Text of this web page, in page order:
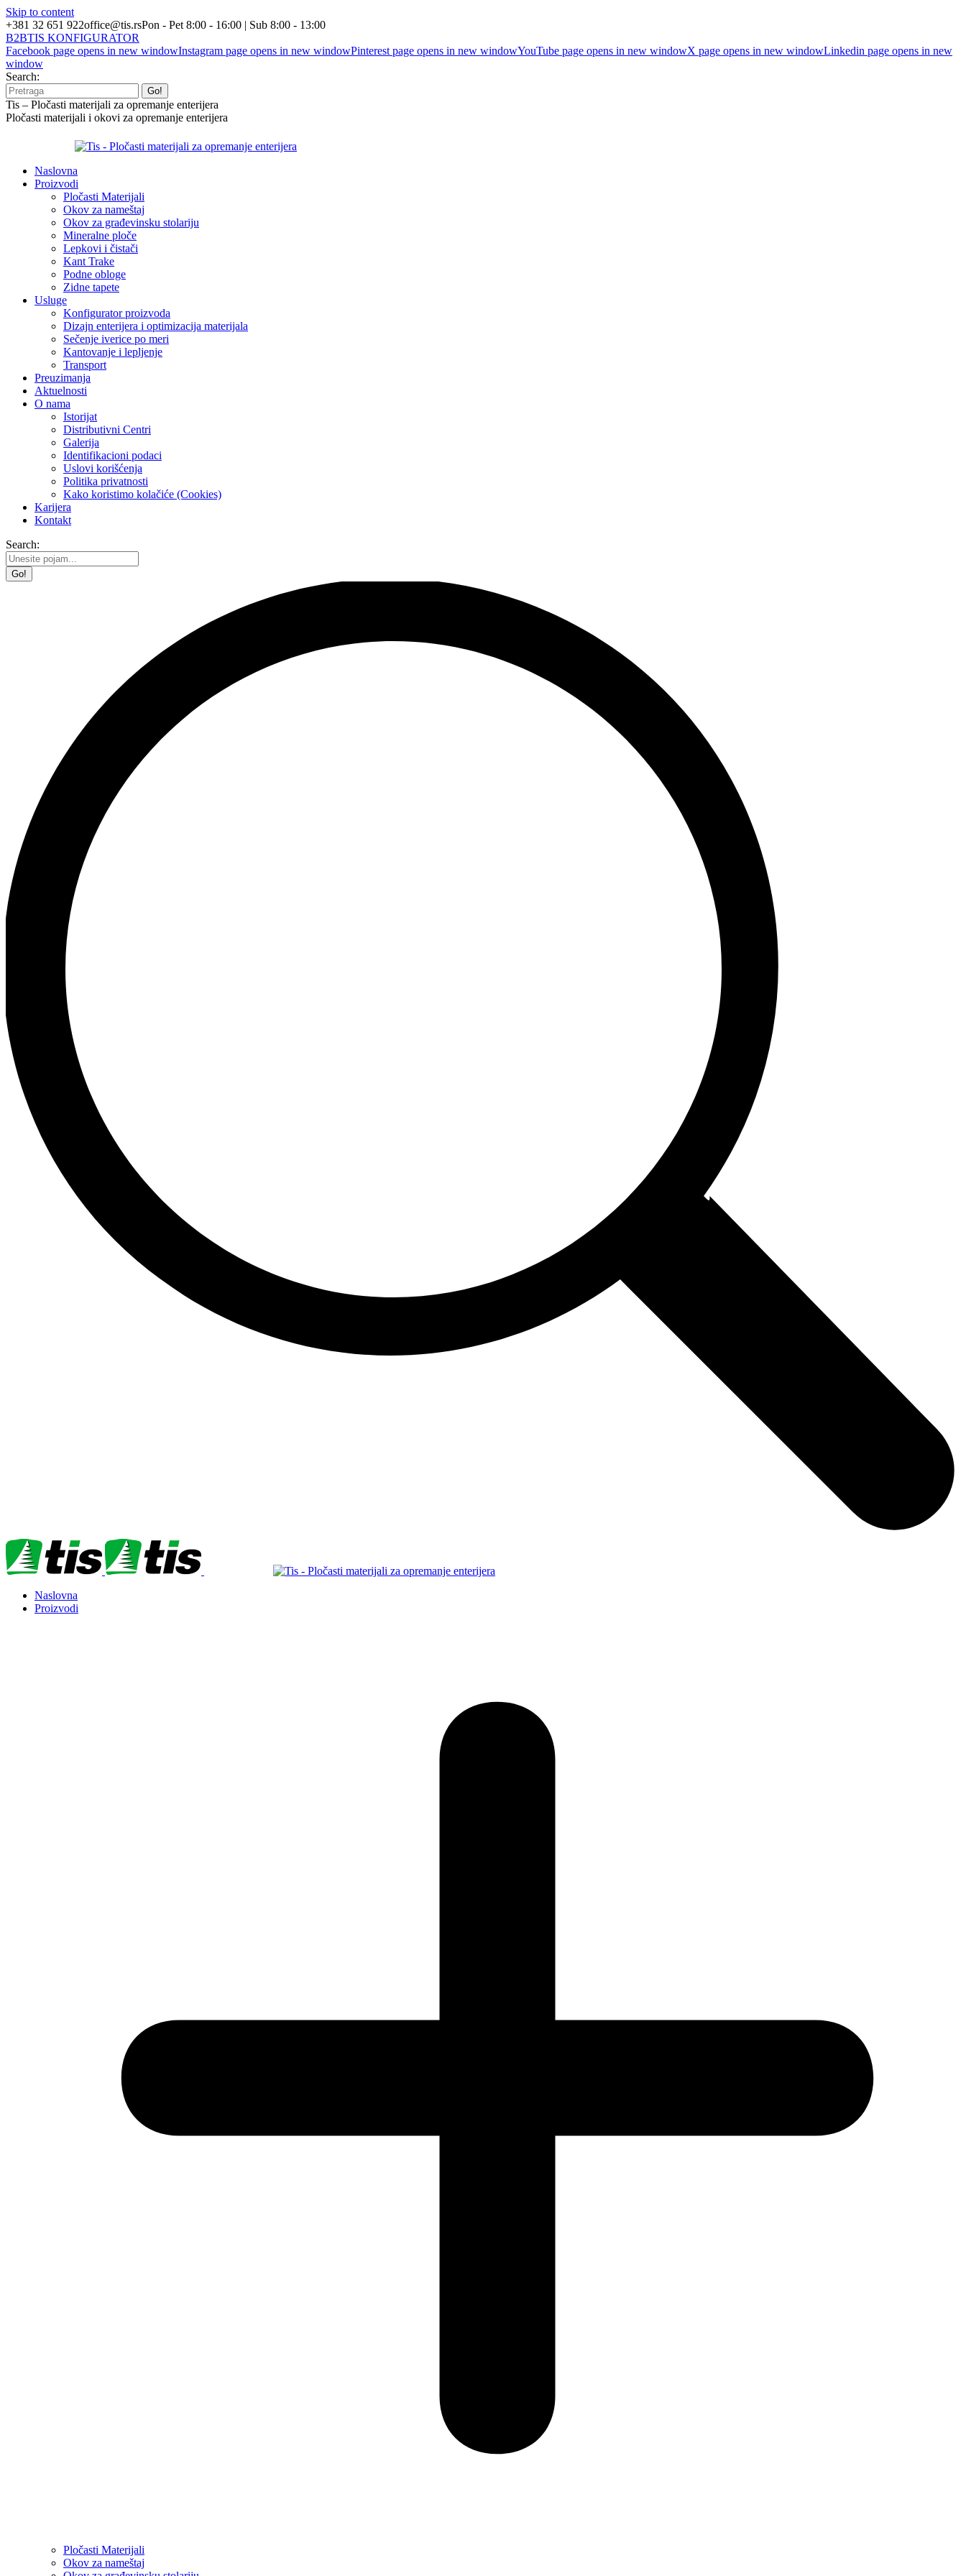
Skip to content
+381 32 651 922office@tis.rsPon - Pet 8:00 - 16:00 | Sub 8:00 - 13:00
B2BTIS KONFIGURATOR
Facebook page opens in new windowInstagram page opens in new windowPinterest page opens in new windowYouTube page opens in new windowX page opens in new windowLinkedin page opens in new
window
Search:
Tis – Pločasti materijali za opremanje enterijera
Pločasti materijali i okovi za opremanje enterijera
Naslovna
Proizvodi
Pločasti Materijali
Okov za nameštaj
Okov za građevinsku stolariju
Mineralne ploče
Lepkovi i čistači
Kant Trake
Podne obloge
Zidne tapete
Usluge
Konfigurator proizvoda
Dizajn enterijera i optimizacija materijala
Sečenje iverice po meri
Kantovanje i lepljenje
Transport
Preuzimanja
Aktuelnosti
O nama
Istorijat
Distributivni Centri
Galerija
Identifikacioni podaci
Uslovi korišćenja
Politika privatnosti
Kako koristimo kolačiće (Cookies)
Karijera
Kontakt
Search:
Naslovna
Proizvodi
Pločasti Materijali
Okov za nameštaj